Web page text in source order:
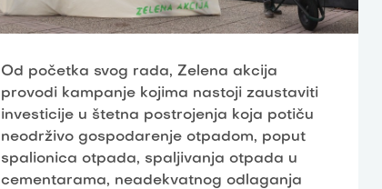
Od početka svog rada, Zelena akcija
provodi kampanje kojima nastoji zaustaviti
investicije u štetna postrojenja koja potiču
neodrživo gospodarenje otpadom, poput
spalionica otpada, spaljivanja otpada u
cementarama, neadekvatnog odlaganja